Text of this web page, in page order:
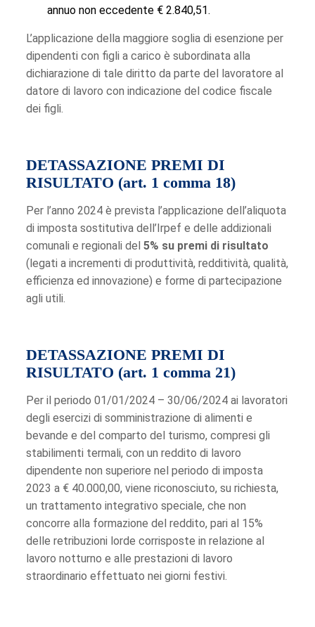
annuo non eccedente € 2.840,51.
L’applicazione della maggiore soglia di esenzione per
dipendenti con figli a carico è subordinata alla
dichiarazione di tale diritto da parte del lavoratore al
datore di lavoro con indicazione del codice fiscale
dei figli.
DETASSAZIONE PREMI DI
RISULTATO (art. 1 comma 18)
Per l’anno 2024 è prevista l’applicazione dell’aliquota
di imposta sostitutiva dell’Irpef e delle addizionali
comunali e regionali del 5% su premi di risultato
(legati a incrementi di produttività, redditività, qualità,
efficienza ed innovazione) e forme di partecipazione
agli utili.
DETASSAZIONE PREMI DI
RISULTATO (art. 1 comma 21)
Per il periodo 01/01/2024 – 30/06/2024 ai lavoratori
degli esercizi di somministrazione di alimenti e
bevande e del comparto del turismo, compresi gli
stabilimenti termali, con un reddito di lavoro
dipendente non superiore nel periodo di imposta
2023 a € 40.000,00, viene riconosciuto, su richiesta,
un trattamento integrativo speciale, che non
concorre alla formazione del reddito, pari al 15%
delle retribuzioni lorde corrisposte in relazione al
lavoro notturno e alle prestazioni di lavoro
straordinario effettuato nei giorni festivi.